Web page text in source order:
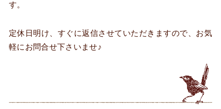
す。
定休日明け、すぐに返信させていただきますので、お気
軽にお問合せ下さいませ♪